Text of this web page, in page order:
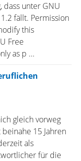
dass unter GNU
fällt. Permission
this
Free
as p ...
gleich vorweg
15 Jahren
als
für die